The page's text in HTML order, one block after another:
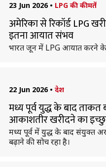
23 Jun 2026 • LPG की कीमतें
अमेरिका से रिकॉर्ड LPG
इतना आयात संभव
भारत जून में LPG आयात करने के
22 Jun 2026 • देश
मध्य पूर्व युद्ध के बाद ताकत
आकाशतीर खरीदने का
मध्य पूर्व में युद्ध के बाद संयुक्त
बढ़ाने की सोच रहा है।